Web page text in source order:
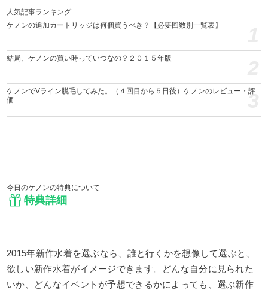
人気記事ランキング
ケノンの追加カートリッジは何個買うべき？【必要回数別一覧表】
結局、ケノンの買い時っていつなの？２０１５年版
ケノンでVライン脱毛してみた。（４回目から５日後）ケノンのレビュー・評
価
3
今日のケノンの特典について
特典詳細
2015年新作水着を選ぶなら、誰と行くかを想像して選ぶと、
欲しい新作水着がイメージできます。どんな自分に見られた
いか、どんなイベントが予想できるかによっても、選ぶ新作